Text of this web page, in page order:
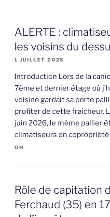
ALERTE :
les voisins du
1 JUILLET 2026
Introduction Lors de la
7ème et dernier étage où
voisine gardait sa porte
profiter de cette fraîcheur.
juin 2026, le même pallier
climatiseurs en copropriété
OH
Rôle de capitation
Ferchaud (35) en